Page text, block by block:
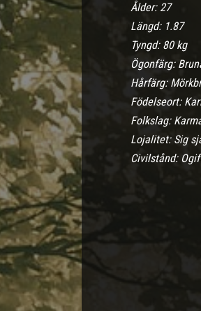
Ålder: 27
Längd: 1.87
Tyngd: 80 kg
Ögonfärg:
Hårfärg:
Födelseort:
Folkslag:
Lojalitet: Sig
Civilstånd: